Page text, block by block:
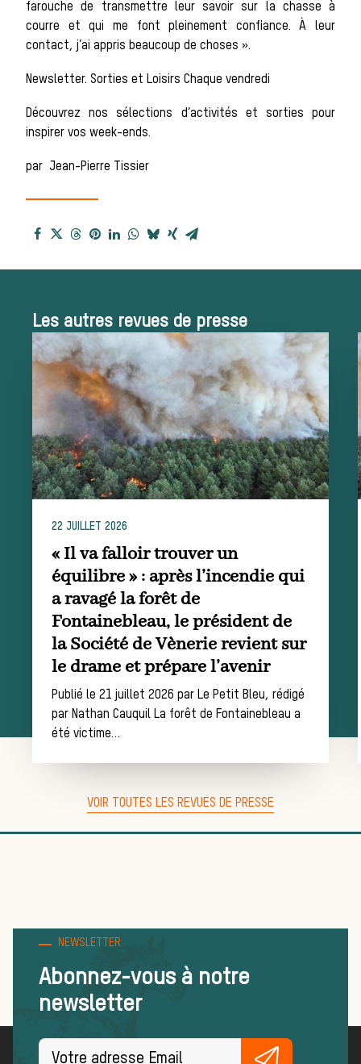
Patrimoine
Équipages
La trompe de
chasse
Les missions de la Société de Vènerie
Assister à une chasse à courre
Déroulement
d’une journée
de chasse
Trouver un
équipage
Règles et
pratiques
farouche de transmettre leur savoir sur la chasse à
courre et qui me font pleinement confiance. À leur
contact, j’ai appris beaucoup de choses ».
Newsletter. Sorties et Loisirs Chaque vendredi
Découvrez nos sélections d’activités et sorties pour
inspirer vos week-ends.
par Jean-Pierre Tissier
Les autres revues de presse
22 JUILLET 2026
« Il va falloir trouver un
équilibre » : après l’incendie qui
a ravagé la forêt de
Fontainebleau, le président de
la Société de Vènerie revient sur
le drame et prépare l’avenir
Publié le 21 juillet 2026 par Le Petit Bleu, rédigé
par Nathan Cauquil La forêt de Fontainebleau a
été victime…
VOIR TOUTES LES REVUES DE PRESSE
NEWSLETTER
Abonnez-vous à notre
newsletter